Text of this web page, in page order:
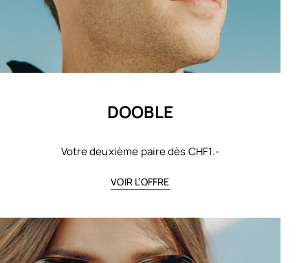
DOOBLE
Votre deuxième paire dès CHF1.-
VOIR L’OFFRE